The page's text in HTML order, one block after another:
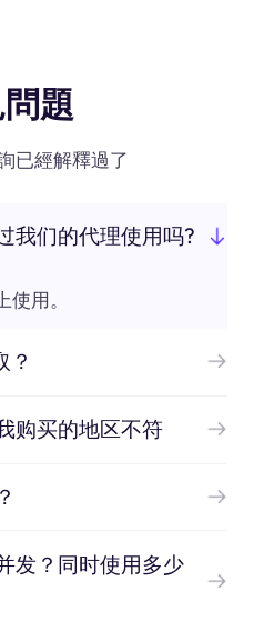
題
已經解釋過了
我们的代理使用吗?
用。
？
购买的地区不符
发？同时使用多少